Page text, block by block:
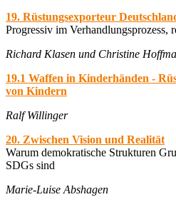
19. Rüstungsexporteur
Progressiv im Verhandlungsprozess,
Richard Klasen und Christine
19.1 Waffen in Kinderhänden -
von Kindern
Ralf Willinger
20. Zwischen Vision und Realität
Warum demokratische Strukturen
SDGs sind
Marie-Luise Abshagen